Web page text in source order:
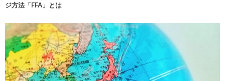
ジ方法「FFA」とは